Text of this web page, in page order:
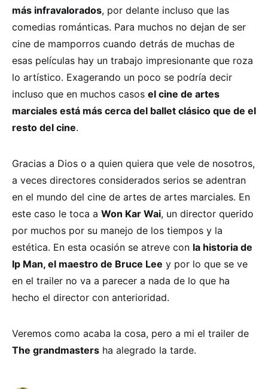
más infravalorados, por delante incluso que las
comedias románticas. Para muchos no dejan de ser
cine de mamporros cuando detrás de muchas de
esas películas hay un trabajo impresionante que roza
lo artístico. Exagerando un poco se podría decir
incluso que en muchos casos el cine de artes
marciales está más cerca del ballet clásico que de el
resto del cine.
Gracias a Dios o a quien quiera que vele de nosotros,
a veces directores considerados serios se adentran
en el mundo del cine de artes de artes marciales. En
este caso le toca a Won Kar Wai, un director querido
por muchos por su manejo de los tiempos y la
estética. En esta ocasión se atreve con la historia de
Ip Man, el maestro de Bruce Lee y por lo que se ve
en el trailer no va a parecer a nada de lo que ha
hecho el director con anterioridad.
Veremos como acaba la cosa, pero a mi el trailer de
The grandmasters ha alegrado la tarde.